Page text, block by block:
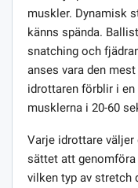
muskler. Dynamisk
känns spända.
snatching och
anses vara den
idrottaren förblir i
musklerna i 20-60
Varje idrottare
sättet att
vilken typ av stretch